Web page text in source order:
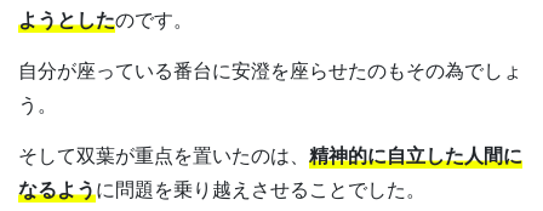
ようとしたのです。
自分が座っている番台に安澄を座らせたのもその為でしょ
う。
そして双葉が重点を置いたのは、 精神的に自立した人間に
なるように問題を乗り越えさせることでした。